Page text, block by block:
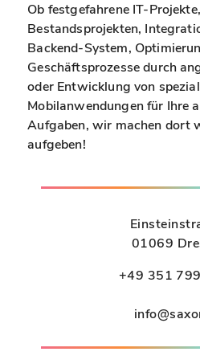
Ob festgefahrene IT-
Bestandsprojekten,
Backend-System,
Geschäftsprozesse durch
oder Entwicklung von
Mobilanwendungen für Ihre
Aufgaben, wir machen dort
aufgeben!
01069
+49 351